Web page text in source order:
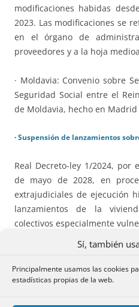
Sí, también
Principalmente usamos las cookies
estadísticas propias de la web.
modificaciones habidas
2023. Las modificaciones se
en el órgano de
proveedores y a la hoja
· Moldavia: Convenio sobre
Seguridad Social entre el
de Moldavia, hecho en
·Suspensión de lanzamientos
Real Decreto-ley 1/2024,
de mayo de 2028, en
extrajudiciales de ejecución
lanzamientos de la
colectivos especialmente
Servicio Postal Universal
Reglamento. RD, por el que